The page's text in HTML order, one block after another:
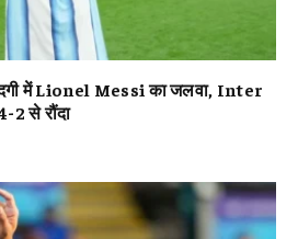
में Lionel Messi का जलवा, Inter
से रौंदा